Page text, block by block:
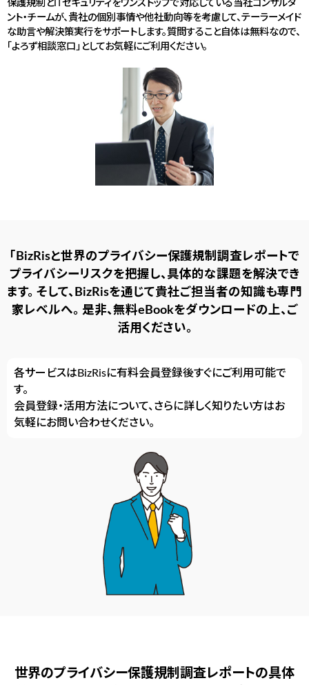
保護規制とITセキュリティをワンストップで対応している当社コンサルタ
ント・チームが、貴社の個別事情や他社動向等を考慮して、テーラーメイド
な助言や解決策実行をサポートします。質問すること自体は無料なので、
「よろず相談窓口」としてお気軽にご利用ください。
「BizRisと世界のプライバシー保護規制調査レポートで
プライバシーリスクを把握し、具体的な課題を解決でき
ます。 そして、BizRisを通じて貴社ご担当者の知識も専門
家レベルへ。 是非、無料eBookをダウンロードの上、ご
活用ください。
各サービスはBizRisに有料会員登録後すぐにご利用可能で
す。
会員登録・活用方法について、さらに詳しく知りたい方はお
気軽にお問い合わせください。
世界のプライバシー保護規制調査レポートの具体